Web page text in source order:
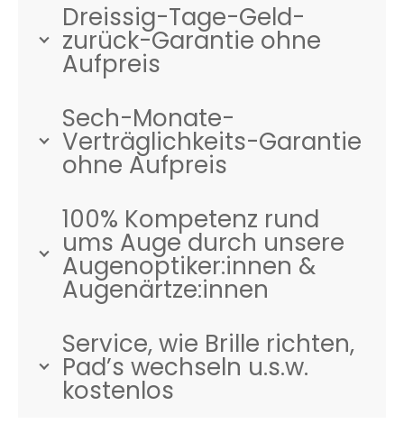
Dreissig-Tage-Geld-
zurück-Garantie ohne
Aufpreis
Sech-Monate-
Verträglichkeits-Garantie
ohne Aufpreis
100% Kompetenz rund
ums Auge durch unsere
Augenoptiker:innen &
Augenärtze:innen
Service, wie Brille richten,
Pad’s wechseln u.s.w.
kostenlos